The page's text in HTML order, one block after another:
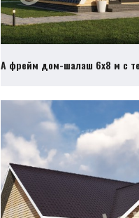
А фрейм дом-шалаш 6х8 м с